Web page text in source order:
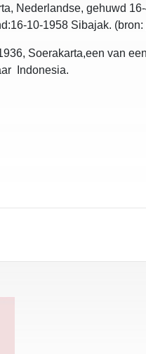
Nederlandse, gehuwd
10-1958 Sibajak.
Soerakarta,een van
Indonesia.